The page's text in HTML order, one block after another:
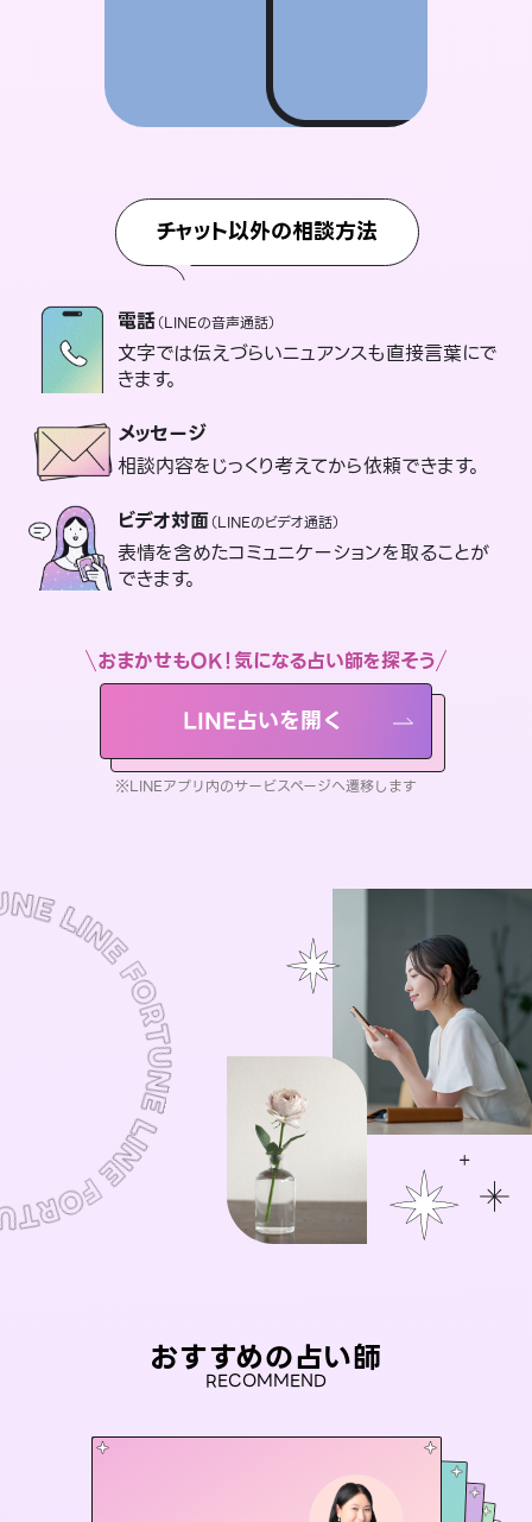
チャット以外の相談方法
電話（LINEの音声通話）
文字では伝えづらいニュアンスも直接言葉にで
きます。
メッセージ
相談内容をじっくり考えてから依頼できます。
ビデオ対面（LINEのビデオ通話）
表情を含めたコミュニケーションを取ることが
できます。
おまかせもOK！気になる占い師を探そう
LINE占いを開く
※LINEアプリ内のサービスページへ遷移します
おすすめの占い師
RECOMMEND